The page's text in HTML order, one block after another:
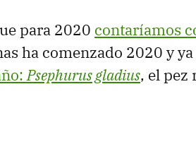
para 2020 contaríamos
ha comenzado 2020 y
Psephurus gladius, el pez